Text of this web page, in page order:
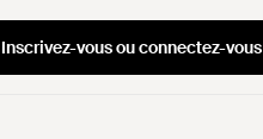
Inscrivez-vous ou connectez-vous